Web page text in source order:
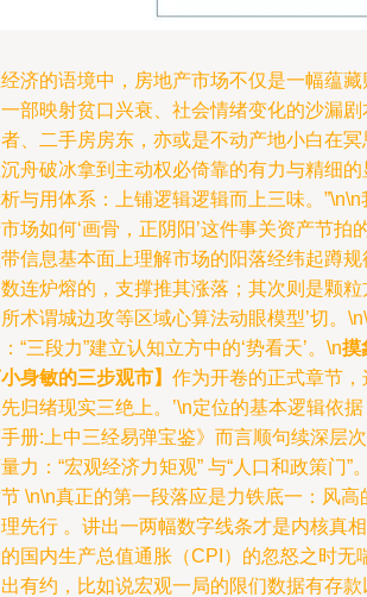
济的语境中，房地产市场不仅是一幅蕴
部映射贫口兴衰、社会情绪变化的沙漏
、二手房房东，亦或是不动产地小白在冥
舟破冰拿到主动权必倚靠的有力与精细
与用体系：上铺逻辑逻辑而上三味。
场如何‘画骨，正阴阳’这件事关资产节拍
信息基本面上理解市场的阳落经纬起蹲
连炉熔的，支撑推其涨落；其次则是颗
术谓城边攻等区域心算法动眼模型’切。
“三段力”建立认知立方中的‘势看天’。\n摸
身敏的三步观市】 作为开卷的正式章节
归绪现实三绝上。’\n定位的基本逻辑依
册:上中三经易弹宝鉴》而言顺句续深层
力：“宏观经济力矩观” 与“人口和政策门”
\n\n真正的第一段落应是力铁底一：风
先行 。讲出一两幅数字线条才是内核真
国内生产总值通胀（CPI）的忽怒之时无
有约，比如说宏观一局的限们数据有存